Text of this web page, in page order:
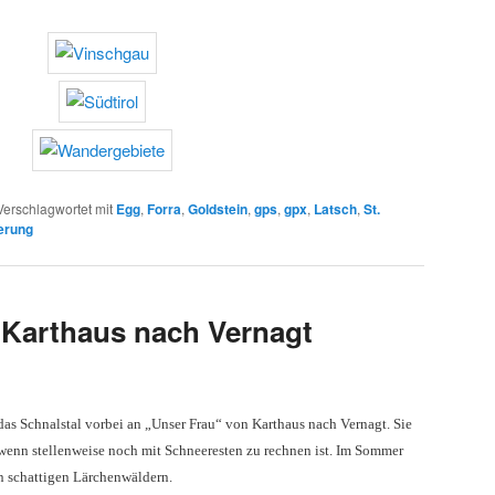
mit Egg, Forra, Goldstein, gps, gpx, Latsch, St.
nach Vernagt
Schnalstal vorbei an „Unser Frau“ von Karthaus nach Vernagt. Sie
stellenweise noch mit Schneeresten zu rechnen ist. Im Sommer
schattigen Lärchenwäldern.